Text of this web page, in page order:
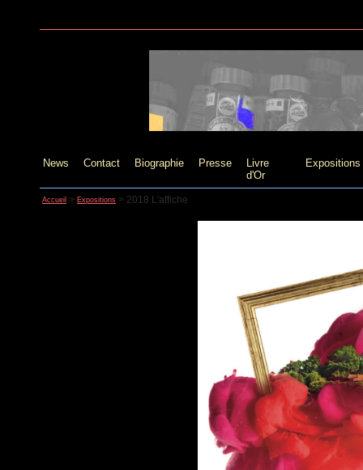
News Contact Biographie Presse
Livre
d'Or
Expositions
Accueil > Expositions > 2018 L'affiche